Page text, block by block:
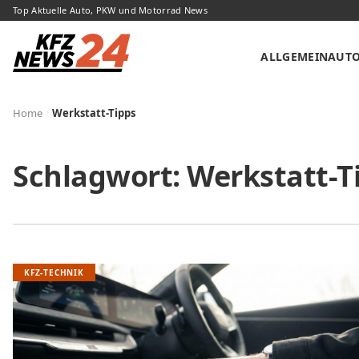
Top Aktuelle Auto, PKW und Motorrad News
ALLGEMEIN
Home Werkstatt-Tipps
Schlagwort:Werkstatt-
KFZ-TECHNIK